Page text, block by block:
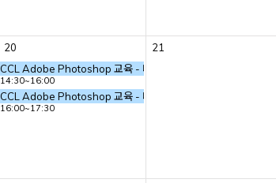
20
CCL Adobe Photoshop 교육 - 타이포그래피 이미지 만들기
14:30~16:00
CCL Adobe Photoshop 교육 - 타이포그래피 이미지 만들기
16:00~17:30
21